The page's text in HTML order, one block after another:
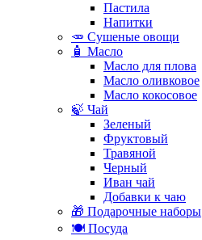
Пастила
Напитки
🥕 Сушеные овощи
🧴 Масло
Масло для плова
Масло оливковое
Масло кокосовое
🍃 Чай
Зеленый
Фруктовый
Травяной
Черный
Иван чай
Добавки к чаю
🎁 Подарочные наборы
🍽️ Посуда